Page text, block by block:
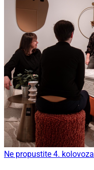
Ne propustite 4. kolovoza